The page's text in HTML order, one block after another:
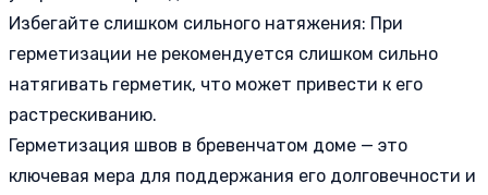
Избегайте слишком сильного натяжения: При
герметизации не рекомендуется слишком сильно
натягивать герметик, что может привести к его
растрескиванию.
Герметизация швов в бревенчатом доме — это
ключевая мера для поддержания его долговечности и